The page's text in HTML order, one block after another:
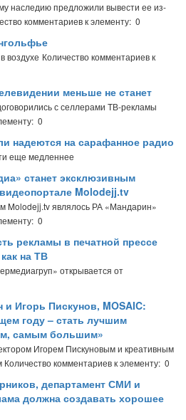
наследию предложили вывести ее из-
комментариев к элементу: 0
воздухе Количество комментариев к
меньше не станет
с селлерами ТВ-рекламы
0
надеются на сарафанное радио
еще медленнее
станет эксклюзивным
Molodejj.tv
Molodejj.tv являлось РА «Мандарин»
0
рекламы в печатной прессе
на ТВ
открывается от
и Игорь Пискунов, MOSAIC:
году – стать лучшим
самым большим»
Игорем Пискуновым и креативным
Количество комментариев к элементу: 0
департамент СМИ и
должна создавать хорошее